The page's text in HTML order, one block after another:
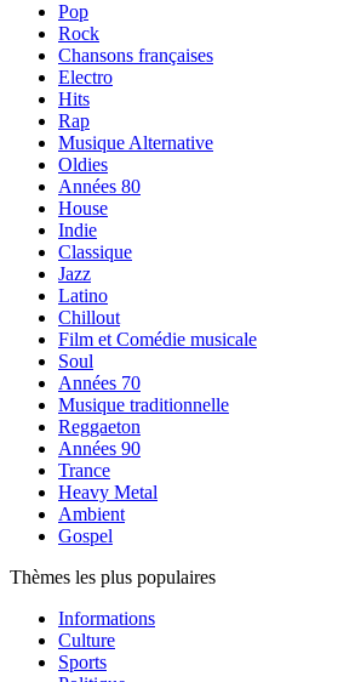
Pop
Rock
Chansons françaises
Electro
Hits
Rap
Musique Alternative
Oldies
Années 80
House
Indie
Classique
Jazz
Latino
Chillout
Film et Comédie musicale
Soul
Années 70
Musique traditionnelle
Reggaeton
Années 90
Trance
Heavy Metal
Ambient
Gospel
Thèmes les plus populaires
Informations
Culture
Sports